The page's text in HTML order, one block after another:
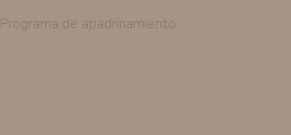
Programa de apadrinamiento